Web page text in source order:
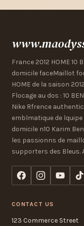
France 2012 HOME 10
domicile faceMaillot
HOME de la saison
Flocage au dos : 10
Nike Rfrence
emblmatique de
domicile n10 Karim
les passionns de
supporters des Bleus.
CONTACT US
123 Commerce Street